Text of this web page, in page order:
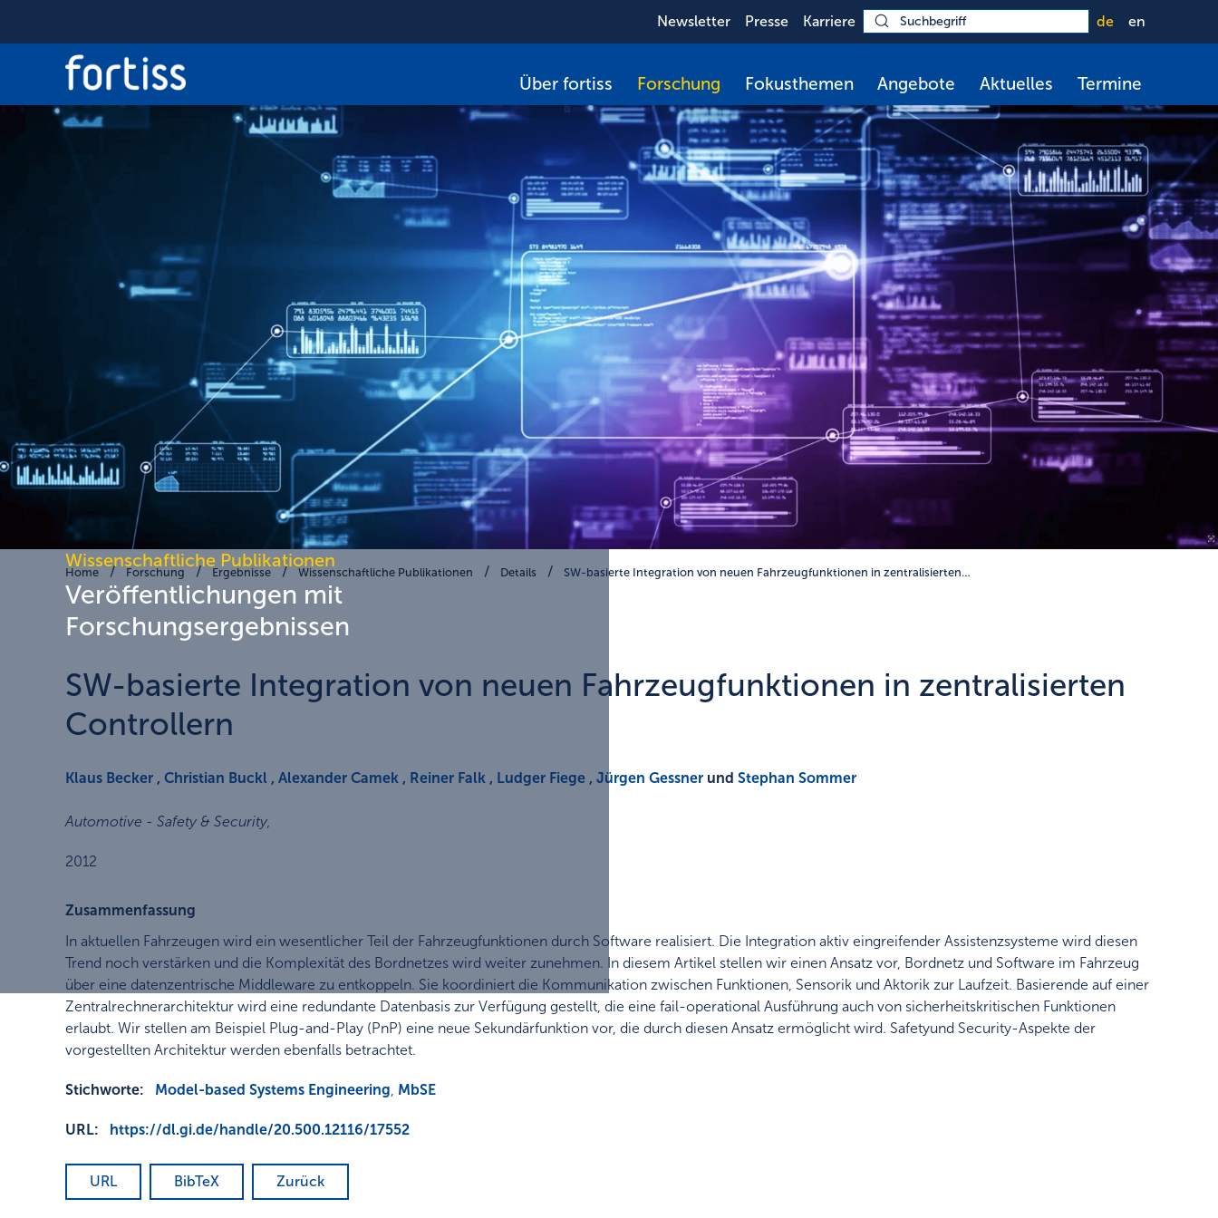
Newsletter Presse Karriere de en
Über fortiss Forschung Fokusthemen Angebote Aktuelles Termine
Wissenschaftliche Publikationen
Veröffentlichungen mit
Forschungsergebnissen
Home Forschung Ergebnisse Wissenschaftliche Publikationen Details SW-basierte Integration von neuen Fahrzeugfunktionen in zentralisierten…
SW-basierte Integration von neuen Fahrzeugfunktionen in zentralisierten
Controllern
Klaus Becker , Christian Buckl , Alexander Camek , Reiner Falk , Ludger Fiege , Jürgen Gessner und Stephan Sommer
Automotive - Safety & Security,
2012
Zusammenfassung
In aktuellen Fahrzeugen wird ein wesentlicher Teil der Fahrzeugfunktionen durch Software realisiert. Die Integration aktiv eingreifender Assistenzsysteme wird diesen
Trend noch verstärken und die Komplexität des Bordnetzes wird weiter zunehmen. In diesem Artikel stellen wir einen Ansatz vor, Bordnetz und Software im Fahrzeug
über eine datenzentrische Middleware zu entkoppeln. Sie koordiniert die Kommunikation zwischen Funktionen, Sensorik und Aktorik zur Laufzeit. Basierende auf einer
Zentralrechnerarchitektur wird eine redundante Datenbasis zur Verfügung gestellt, die eine fail-operational Ausführung auch von sicherheitskritischen Funktionen
erlaubt. Wir stellen am Beispiel Plug-and-Play (PnP) eine neue Sekundärfunktion vor, die durch diesen Ansatz ermöglicht wird. Safetyund Security-Aspekte der
vorgestellten Architektur werden ebenfalls betrachtet.
Stichworte: Model-based Systems Engineering, MbSE
URL: https://dl.gi.de/handle/20.500.12116/17552
URL BibTeX Zurück